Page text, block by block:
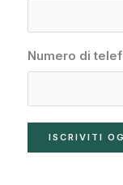
Numero di
ISCRIVITI